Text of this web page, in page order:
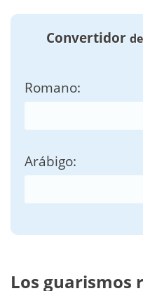
Convertidor de
Romano:
Arábigo:
Los guarismos